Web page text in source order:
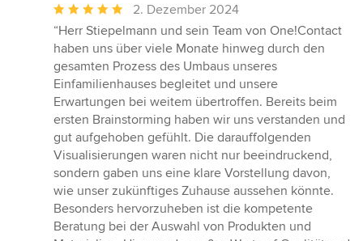
Durchschnittliche
Bewertung:
5
von
5
Sternen
2. Dezember 2024
“Herr Stiepelmann und sein Team von One!Contact
haben uns über viele Monate hinweg durch den
gesamten Prozess des Umbaus unseres
Einfamilienhauses begleitet und unsere
Erwartungen bei weitem übertroffen. Bereits beim
ersten Brainstorming haben wir uns verstanden und
gut aufgehoben gefühlt. Die darauffolgenden
Visualisierungen waren nicht nur beeindruckend,
sondern gaben uns eine klare Vorstellung davon,
wie unser zukünftiges Zuhause aussehen könnte.
Besonders hervorzuheben ist die kompetente
Beratung bei der Auswahl von Produkten und